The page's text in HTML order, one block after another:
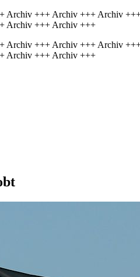
+++ Archiv +++ Archiv
Archiv +++ Archiv +++
+++ Archiv +++ Archiv
Archiv +++ Archiv +++